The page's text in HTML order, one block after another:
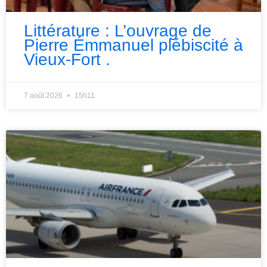
Littérature : L’ouvrage de
Pierre Émmanuel plébiscité à
Vieux-Fort .
7 août 2026 15h11